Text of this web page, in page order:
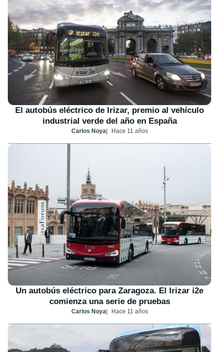
El autobús eléctrico de Irizar, premio al vehículo
industrial verde del año en España
Carlos Noya Hace 11 años
Un autobús eléctrico para Zaragoza. El Irizar i2e
comienza una serie de pruebas
Carlos Noya Hace 11 años